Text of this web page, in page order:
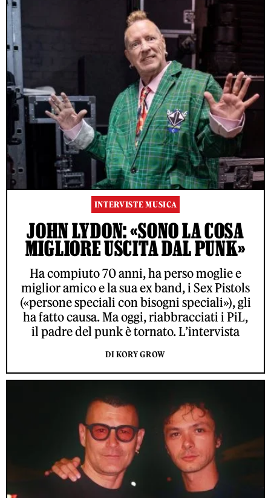
INTERVISTE MUSICA
JOHN LYDON: «SONO LA COSA
MIGLIORE USCITA DAL PUNK»
Ha compiuto 70 anni, ha perso moglie e
miglior amico e la sua ex band, i Sex Pistols
(«persone speciali con bisogni speciali»), gli
ha fatto causa. Ma oggi, riabbracciati i PiL,
il padre del punk è tornato. L’intervista
DI KORY GROW